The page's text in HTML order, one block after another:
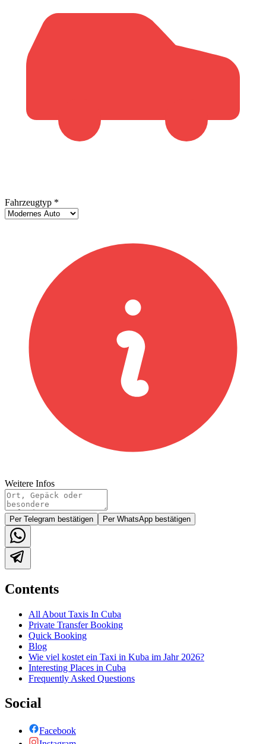
Fahrzeugtyp *
Weitere Infos
Per Telegram bestätigen Per WhatsApp bestätigen
Contents
All About Taxis In Cuba
Private Transfer Booking
Quick Booking
Blog
Wie viel kostet ein Taxi in Kuba im Jahr 2026?
Interesting Places in Cuba
Frequently Asked Questions
Social
Facebook